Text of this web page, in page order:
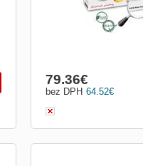
64.52€
bez DPH
79.36€